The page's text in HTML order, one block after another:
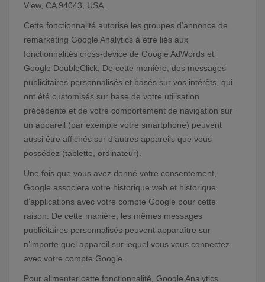
View, CA 94043, USA.
Cette fonctionnalité autorise les groupes d’annonce de
remarketing Google Analytics à être liés aux
fonctionnalités cross-device de Google AdWords et
Google DoubleClick. De cette manière, des messages
publicitaires personnalisés et basés sur vos intérêts, qui
ont été customisés sur base de votre utilisation
précédente et de votre comportement de navigation sur
un appareil (par exemple votre smartphone) peuvent
aussi être affichés sur d’autres appareils que vous
possédez (tablette, ordinateur).
Une fois que vous avez donné votre consentement,
Google associera votre historique web et historique
d’applications avec votre compte Google pour cette
raison. De cette manière, les mêmes messages
publicitaires personnalisés peuvent apparaître sur
n’importe quel appareil sur lequel vous vous connectez
avec votre compte Google.
Pour alimenter cette fonctionnalité, Google Analytics